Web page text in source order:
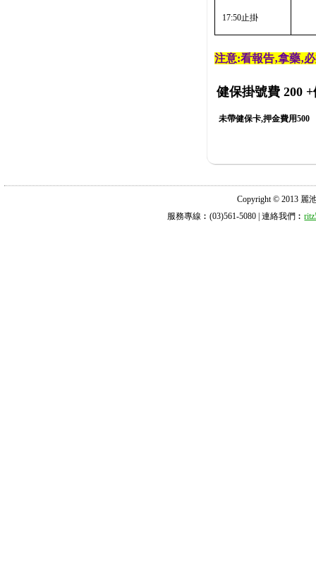
17:50止掛
注意:看報告‚拿藥‚
健保掛號費 200 +
未帶健保卡,押金費用500
Copyright © 2013 麗
服務專線︰(03)561-5080 | 連絡我們︰